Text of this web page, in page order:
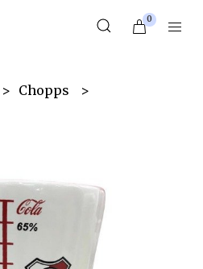
0
Chopps